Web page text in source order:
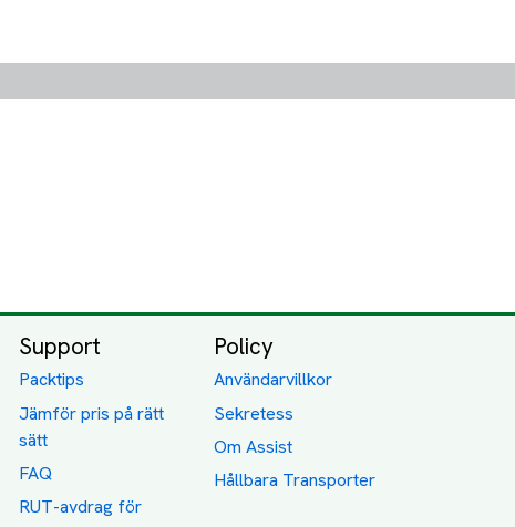
Support
Packtips
Jämför pris på rätt
sätt
FAQ
RUT-avdrag för
Policy
Användarvillkor
Sekretess
Om Assist
Hållbara Transporter